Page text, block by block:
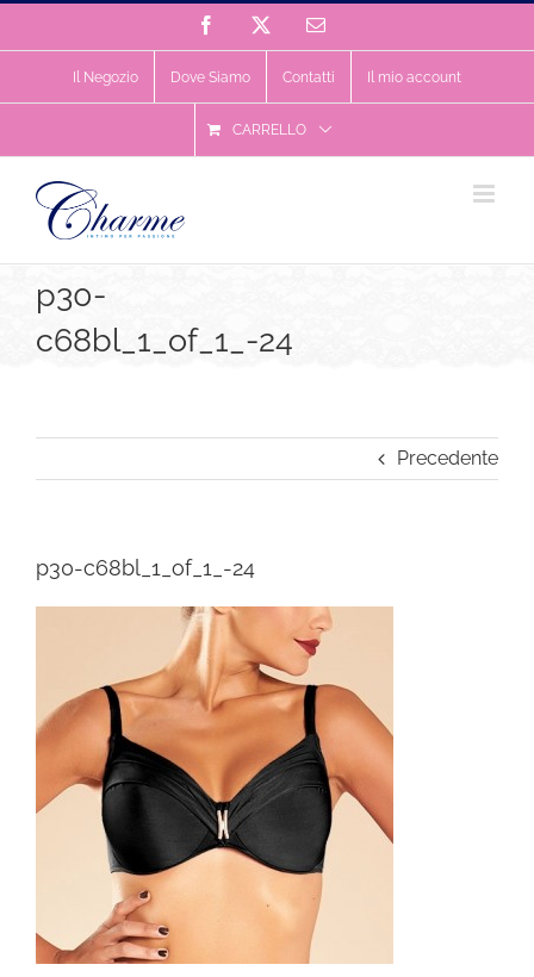
contenuto
Facebook Email
Il Negozio Dove Siamo Contatti Il mio account
CARRELLO
p30-
c68bl_1_of_1_-24
Precedente
p30-c68bl_1_of_1_-24